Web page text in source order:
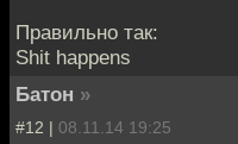
Правильно так:
Shit happens
Батон »
#12 | 08.11.14 19:25